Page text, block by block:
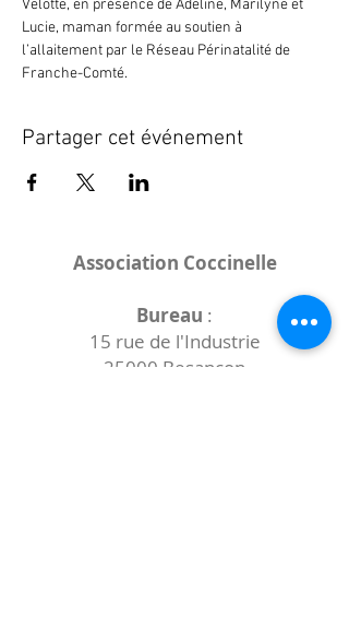
Velotte, en présence de Adeline, Marilyne et
Lucie, maman formée au soutien à
l’allaitement par le Réseau Périnatalité de
Franche-Comté.
Partager cet événement
Association Coccinelle
Bureau :
15 rue de l'Industrie
25000 Besançon